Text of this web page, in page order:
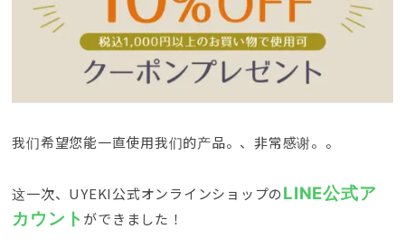
我们希望您能一直使用我们的产品。、非常感谢。。
这一次、 UYEKI公式オンラインショップのLINE公式ア
カウントができました！